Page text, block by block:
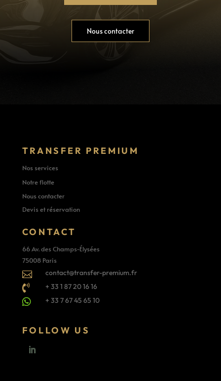
Nous contacter
TRANSFER PREMIUM
Nos services
Notre flotte
Nous contacter
Devis et réservation
CONTACT
66 Av. des Champs-Élysées
75008 Paris
 contact@transfer-premium.fr
 + 33 1 87 20 16 16
 + 33 7 67 45 65 10
FOLLOW US